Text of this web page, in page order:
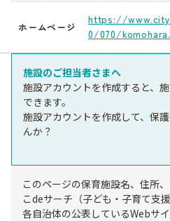
ホームページ
https://
0/070/
施設のご担当者さまへ
施設アカウントを作成すると、
できます。
施設アカウントを作成して、保
んか？
このページの保育施設名、住所
こdeサーチ（子ども・子育て支
各自治体の公表しているWebサ